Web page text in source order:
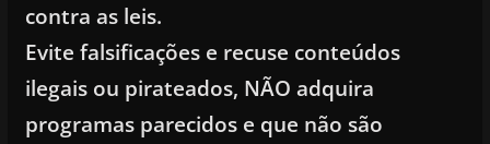
contra as leis.
Evite falsificações e recuse conteúdos
ilegais ou pirateados, NÃO adquira
programas parecidos e que não são